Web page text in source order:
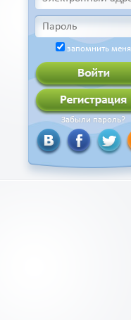
запомнить меня
Забыли пароль?